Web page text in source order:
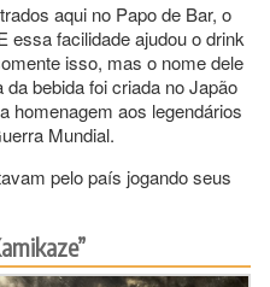
aqui no Papo de Bar, o
essa facilidade ajudou o drink
isso, mas o nome dele
bebida foi criada no Japão
homenagem aos legendários
Mundial.
pelo país jogando seus